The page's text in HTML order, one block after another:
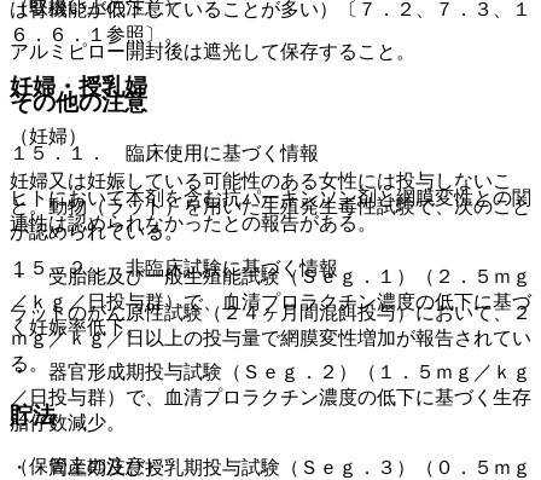
（取扱い上の注意）
アルミピロー開封後は遮光して保存すること。
その他の注意
１５．１． 臨床使用に基づく情報
ヒトにおいて本剤を含む抗パーキンソン剤と網膜変性との関
連性は認められなかったとの報告がある。
１５．２． 非臨床試験に基づく情報
ラットのがん原性試験（２４ヶ月間混餌投与）において、２
ｍｇ／ｋｇ／日以上の投与量で網膜変性増加が報告されてい
る。
貯法
（保管上の注意）
は腎機能が低下していることが多い）〔７．２、７．３、１
６．６．１参照〕。
妊婦・授乳婦
（妊婦）
妊婦又は妊娠している可能性のある女性には投与しないこ
と。動物（ラット）を用いた生殖発生毒性試験で、次のこと
が認められている。
・ 受胎能及び一般生殖能試験（Ｓｅｇ．１）（２．５ｍｇ
／ｋｇ／日投与群）で、血清プロラクチン濃度の低下に基づ
く妊娠率低下。
・ 器官形成期投与試験（Ｓｅｇ．２）（１．５ｍｇ／ｋｇ
／日投与群）で、血清プロラクチン濃度の低下に基づく生存
胎仔数減少。
・ 周産期及び授乳期投与試験（Ｓｅｇ．３）（０．５ｍｇ